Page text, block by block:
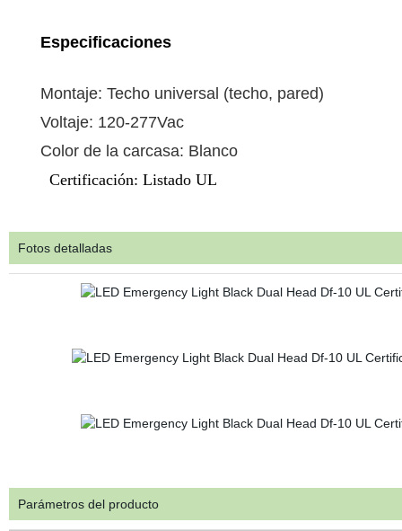
Especificaciones
Montaje: Techo universal (techo, pared)
Voltaje: 120-277Vac
Color de la carcasa: Blanco
Certificación: Listado UL
Fotos detalladas
Parámetros del producto